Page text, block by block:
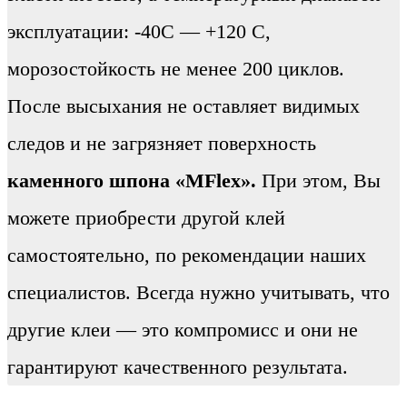
эксплуатации: -40С — +120 С,
морозостойкость не менее 200 циклов.
После высыхания не оставляет видимых
следов и не загрязняет поверхность
каменного шпона «MFlex». При этом, Вы
можете приобрести другой клей
самостоятельно, по рекомендации наших
специалистов. Всегда нужно учитывать, что
другие клеи — это компромисс и они не
гарантируют качественного результата.